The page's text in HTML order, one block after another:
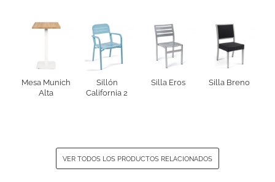
Mesa Munich
Alta
Sillón
California 2
Silla Eros Silla Breno
VER TODOS LOS PRODUCTOS RELACIONADOS